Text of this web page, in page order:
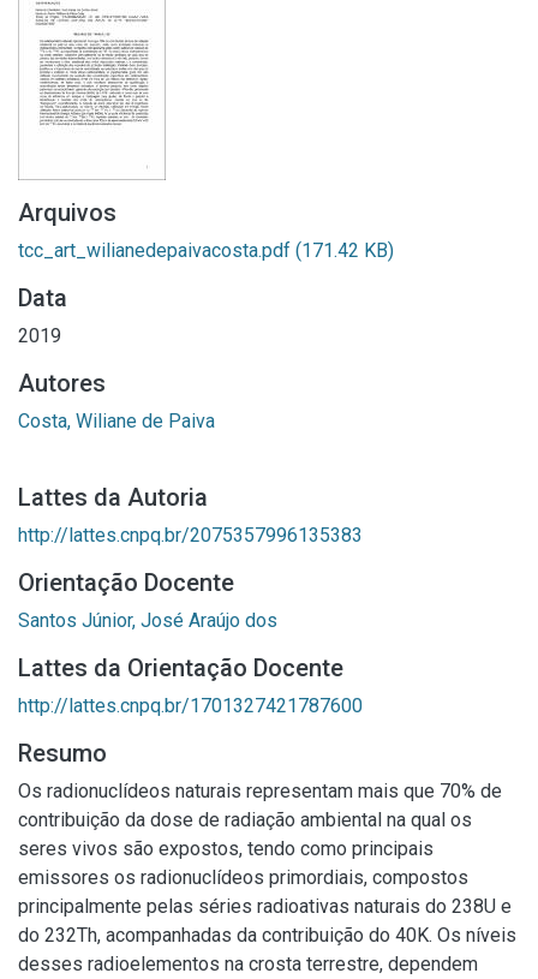
Arquivos
tcc_art_wilianedepaivacosta.pdf (171.42 KB)
Data
2019
Autores
Costa, Wiliane de Paiva
Lattes da Autoria
http://lattes.cnpq.br/2075357996135383
Orientação Docente
Santos Júnior, José Araújo dos
Lattes da Orientação Docente
http://lattes.cnpq.br/1701327421787600
Resumo
Os radionuclídeos naturais representam mais que 70% de
contribuição da dose de radiação ambiental na qual os
seres vivos são expostos, tendo como principais
emissores os radionuclídeos primordiais, compostos
principalmente pelas séries radioativas naturais do 238U e
do 232Th, acompanhadas da contribuição do 40K. Os níveis
desses radioelementos na crosta terrestre, dependem